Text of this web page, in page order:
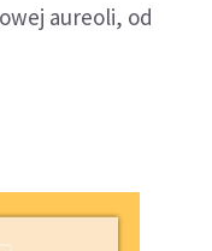
aureoli, od